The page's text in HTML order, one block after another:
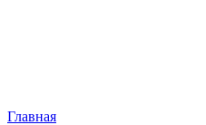
Главная